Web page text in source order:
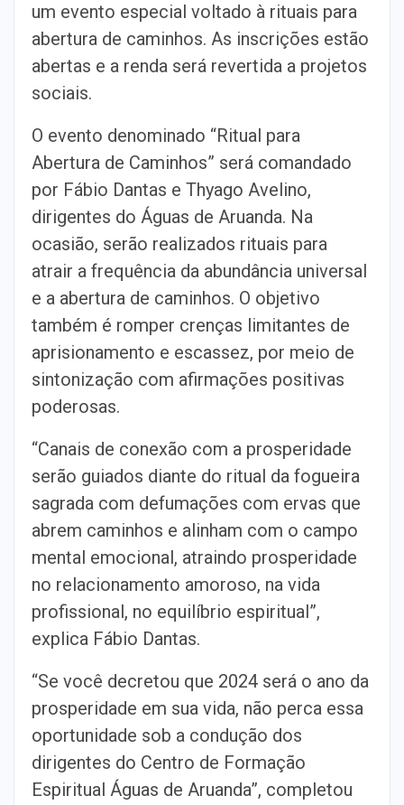
um evento especial voltado à rituais para
abertura de caminhos. As inscrições estão
abertas e a renda será revertida a projetos
sociais.
O evento denominado “Ritual para
Abertura de Caminhos” será comandado
por Fábio Dantas e Thyago Avelino,
dirigentes do Águas de Aruanda. Na
ocasião, serão realizados rituais para
atrair a frequência da abundância universal
e a abertura de caminhos. O objetivo
também é romper crenças limitantes de
aprisionamento e escassez, por meio de
sintonização com afirmações positivas
poderosas.
“Canais de conexão com a prosperidade
serão guiados diante do ritual da fogueira
sagrada com defumações com ervas que
abrem caminhos e alinham com o campo
mental emocional, atraindo prosperidade
no relacionamento amoroso, na vida
profissional, no equilíbrio espiritual”,
explica Fábio Dantas.
“Se você decretou que 2024 será o ano da
prosperidade em sua vida, não perca essa
oportunidade sob a condução dos
dirigentes do Centro de Formação
Espiritual Águas de Aruanda”, completou